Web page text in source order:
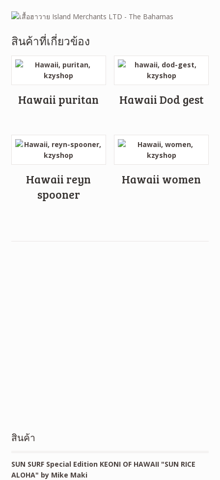
สินค้าที่เกี่ยวข้อง
Hawaii puritan Hawaii Dod gest
Hawaii reyn
spooner
Hawaii women
สินค้า
SUN SURF Special Edition KEONI OF HAWAII "SUN RICE
ALOHA" by Mike Maki